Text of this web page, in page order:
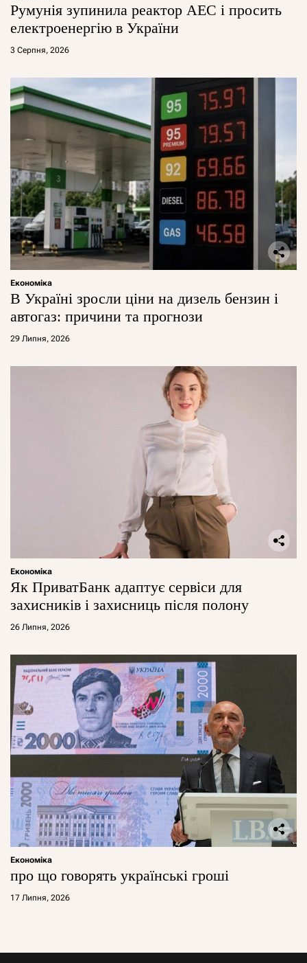
Румунія зупинила реактор АЕС і просить
електроенергію в України
3 Серпня, 2026
Економіка
В Україні зросли ціни на дизель бензин і
автогаз: причини та прогнози
29 Липня, 2026
Економіка
Як ПриватБанк адаптує сервіси для
захисників і захисниць після полону
26 Липня, 2026
Економіка
про що говорять українські гроші
17 Липня, 2026